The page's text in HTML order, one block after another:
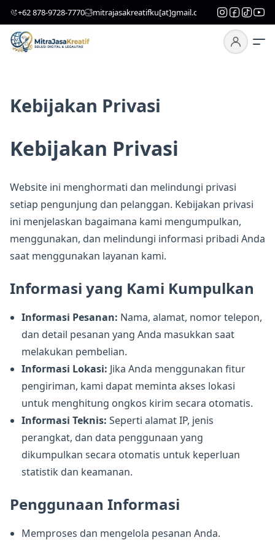
‎+62 878-9728-7770 mitrajasakreatifku[at]gmail.com
Kebijakan Privasi
Kebijakan Privasi
Website ini menghormati dan melindungi privasi
setiap pengunjung dan pelanggan. Kebijakan privasi
ini menjelaskan bagaimana kami mengumpulkan,
menggunakan, dan melindungi informasi pribadi Anda
saat menggunakan layanan kami.
Informasi yang Kami Kumpulkan
Informasi Pesanan: Nama, alamat, nomor telepon,
dan detail pesanan yang Anda masukkan saat
melakukan pembelian.
Informasi Lokasi: Jika Anda menggunakan fitur
pengiriman, kami dapat meminta akses lokasi
untuk menghitung ongkos kirim secara otomatis.
Informasi Teknis: Seperti alamat IP, jenis
perangkat, dan data penggunaan yang
dikumpulkan secara otomatis untuk keperluan
statistik dan keamanan.
Penggunaan Informasi
Memproses dan mengelola pesanan Anda.